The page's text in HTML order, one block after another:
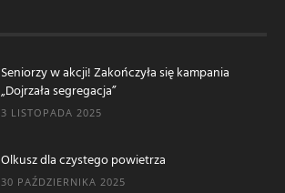
Seniorzy w akcji! Zakończyła się kampania
„Dojrzała segregacja”
3 LISTOPADA 2025
Olkusz dla czystego powietrza
30 PAŹDZIERNIKA 2025